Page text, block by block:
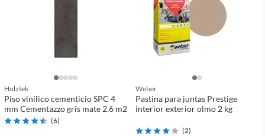
Holztek
Piso vinílico cementicio SPC 4
mm Cementazzo gris mate 2.6 m2
(6)
Weber
Pastina para juntas Prestige
interior exterior olmo 2 kg
(2)